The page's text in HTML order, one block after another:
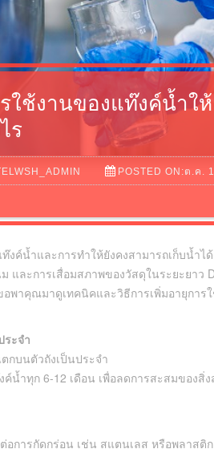
ใช้งานของแท๊งค์น้ำใ
ร
POSTED ON:ต.ค.
งค์น้ำและการทำให้ยังคงสามารถเก็บน้ำ
และการเสื่อมสภาพของวัสดุในระยะยาว
พาคุณมาดูเทคนิคและวิธีการเพิ่มอายุการ
ระจำ
กบนตัวถังเป็นประจำ
น้ำทุก 6-12 เดือน เพื่อลดการสะสมของสิ่
การกัดกร่อน เช่น สแตนเลส หรือพลาสติก